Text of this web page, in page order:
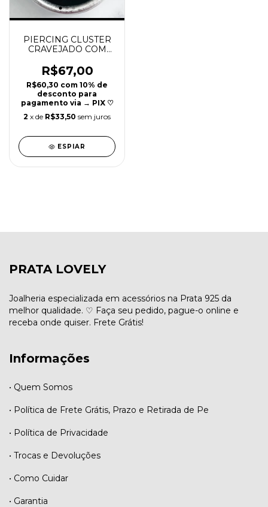
PIERCING CLUSTER
CRAVEJADO COM
925 | 8MM | REF P154
R$67,00
R$60,30 com 10% de
desconto para
pagamento via → PIX ♡
2 x de R$33,50 sem juros
ESPIAR
PRATA LOVELY
Joalheria especializada em acessórios na Prata 925 da
melhor qualidade. ♡ Faça seu pedido, pague-o online e
receba onde quiser. Frete Grátis!
Informações
• Quem Somos
• Política de Frete Grátis, Prazo e Retirada de Pe
• Política de Privacidade
• Trocas e Devoluções
• Como Cuidar
• Garantia